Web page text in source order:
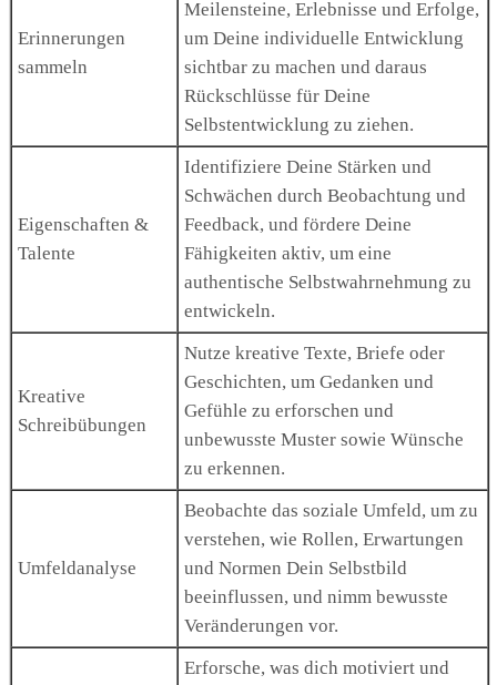
Erinnerungen
sammeln
Meilensteine, Erlebnisse und Erfolge,
um Deine individuelle Entwicklung
sichtbar zu machen und daraus
Rückschlüsse für Deine
Selbstentwicklung zu ziehen.
Eigenschaften &
Talente
Identifiziere Deine Stärken und
Schwächen durch Beobachtung und
Feedback, und fördere Deine
Fähigkeiten aktiv, um eine
authentische Selbstwahrnehmung zu
entwickeln.
Kreative
Schreibübungen
Nutze kreative Texte, Briefe oder
Geschichten, um Gedanken und
Gefühle zu erforschen und
unbewusste Muster sowie Wünsche
zu erkennen.
Umfeldanalyse
Beobachte das soziale Umfeld, um zu
verstehen, wie Rollen, Erwartungen
und Normen Dein Selbstbild
beeinflussen, und nimm bewusste
Veränderungen vor.
Erforsche, was dich motiviert und